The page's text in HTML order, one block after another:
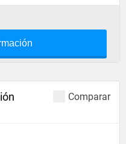
Comparar